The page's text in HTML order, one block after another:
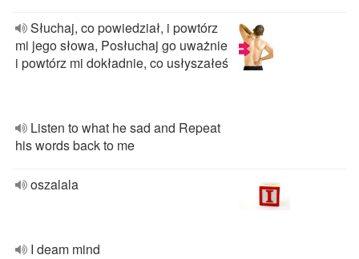
Słuchaj, co powiedział, i powtórz
mi jego słowa, Posłuchaj go uważnie
i powtórz mi dokładnie, co usłyszałeś
Listen to what he sad and Repeat
his words back to me
oszalala
I deam mind